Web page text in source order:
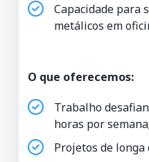
Capacidade para
metálicos em
O que oferecemos:
Trabalho
horas por semana;
Projetos de longa